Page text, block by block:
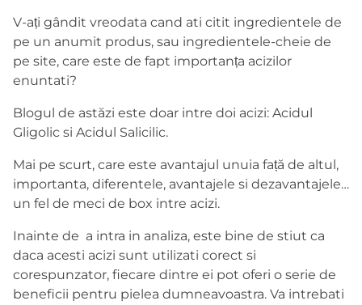
V-ați gândit vreodata cand ati citit ingredientele de
pe un anumit produs, sau ingredientele-cheie de
pe site, care este de fapt importanța acizilor
enuntati?
Blogul de astăzi este doar intre doi acizi: Acidul
Gligolic si Acidul Salicilic.
Mai pe scurt, care este avantajul unuia față de altul,
importanta, diferentele, avantajele si dezavantajele…
un fel de meci de box intre acizi.
Inainte de a intra in analiza, este bine de stiut ca
daca acesti acizi sunt utilizati corect si
corespunzator, fiecare dintre ei pot oferi o serie de
beneficii pentru pielea dumneavoastra. Va intrebati